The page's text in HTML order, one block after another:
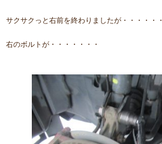
サクサクっと右前を終わりましたが・・・・・・
右のボルトが・・・・・・・